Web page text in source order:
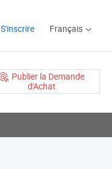
S'inscrire Français
Publier la Demande
d'Achat